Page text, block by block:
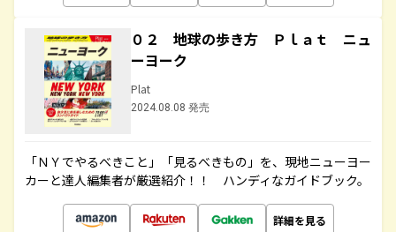
０２ 地球の歩き方 Ｐｌａｔ ニュ
ーヨーク
Plat
2024.08.08 発売
「ＮＹでやるべきこと」「見るべきもの」を、現地ニューヨー
カーと達人編集者が厳選紹介！！ ハンディなガイドブック。
詳細を見る